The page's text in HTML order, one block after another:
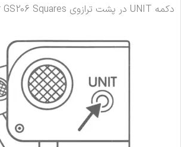
دکمه UNIT در پشت ترازوی Beurer GS206 Squares قرار دارد.